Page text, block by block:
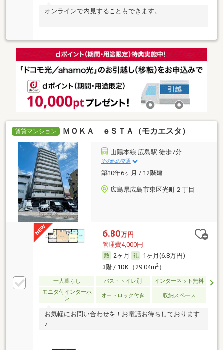
オンラインで内見することもできます。
賃貸マンション ＭＯＫＡ ｅＳＴＡ（モカエスタ）
山陽本線 広島駅 徒歩7分
その他の交通
築10年6ヶ月 / 12階建
広島県広島市東区光町２丁目
6.80万円
管理費4,000円
2ヶ月
1ヶ月(6.8万円)
3階 / 1DK（29.04m2）
一人暮らし バス・トイレ別
インターネット無料
モニタ付インターホ
ン
オートロック付き 収納スペース
お気軽にお問い合わせを！お電話お待ちしております
♪